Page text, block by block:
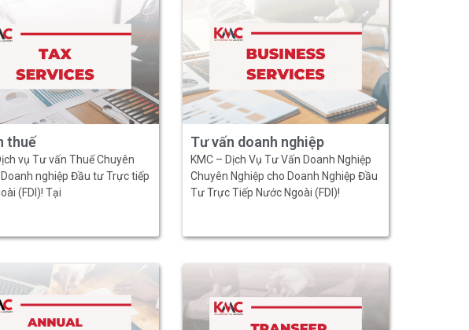
thuế
vụ Tư vấn Thuế Chuyên
nghiệp Đầu tư Trực tiếp
(FDI)! Tại
Tư vấn doanh nghiệp
KMC – Dịch Vụ Tư Vấn Doanh Nghiệp
Chuyên Nghiệp cho Doanh Nghiệp Đầu
Tư Trực Tiếp Nước Ngoài (FDI)!